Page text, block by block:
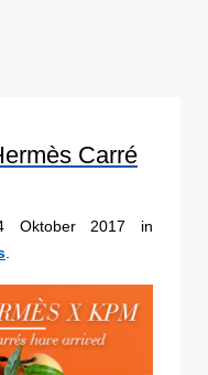
Carré
Oktober 2017 in
.